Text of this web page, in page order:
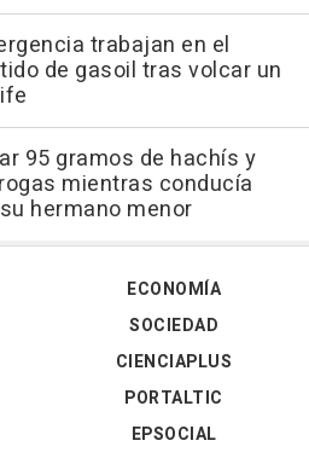
trabajan en el
de gasoil tras volcar un
95 gramos de hachís y
mientras conducía
hermano menor
ECONOMÍA
SOCIEDAD
CIENCIAPLUS
PORTALTIC
EPSOCIAL